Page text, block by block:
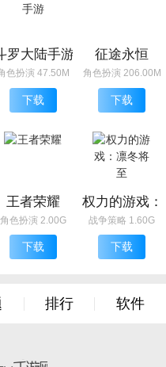
罗大陆手游
色扮演 47.50M
下载
征途永恒
角色扮演 206.00M
下载
者
王者荣耀
角色扮演 2.00G
下载
权力的游戏
战争策略 1.60G
下载
排行 软件